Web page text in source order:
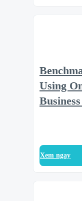
Using
Xem ngay